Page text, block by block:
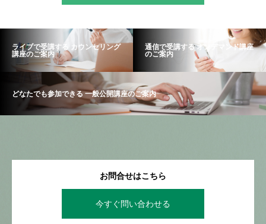
ライブで受講する カウンセリング
講座のご案内
通信で受講する オンデマンド講座
のご案内
どなたでも参加できる 一般公開講座のご案内
お問合せはこちら
今すぐ問い合わせる